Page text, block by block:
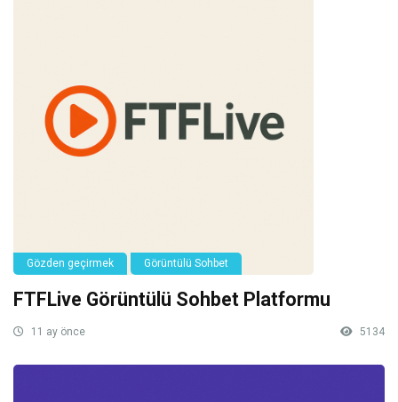
Gözden geçirmek Görüntülü Sohbet
FTFLive Görüntülü Sohbet Platformu
11 ay önce 5134